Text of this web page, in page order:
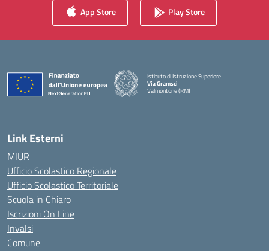
App Store Play Store
Istituto di Istruzione Superiore
Via Gramsci
Valmontone (RM)
Link Esterni
MIUR
Ufficio Scolastico Regionale
Ufficio Scolastico Territoriale
Scuola in Chiaro
Iscrizioni On Line
Invalsi
Comune